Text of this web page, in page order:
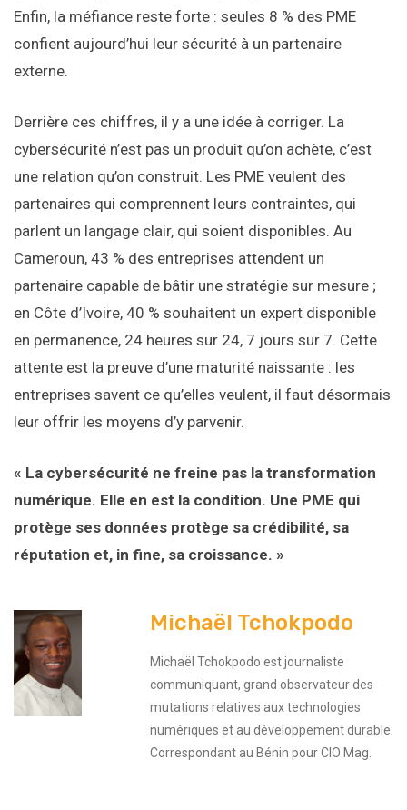
Enfin, la méfiance reste forte : seules 8 % des PME
confient aujourd’hui leur sécurité à un partenaire
externe.
Derrière ces chiffres, il y a une idée à corriger. La
cybersécurité n’est pas un produit qu’on achète, c’est
une relation qu’on construit. Les PME veulent des
partenaires qui comprennent leurs contraintes, qui
parlent un langage clair, qui soient disponibles. Au
Cameroun, 43 % des entreprises attendent un
partenaire capable de bâtir une stratégie sur mesure ;
en Côte d’Ivoire, 40 % souhaitent un expert disponible
en permanence, 24 heures sur 24, 7 jours sur 7. Cette
attente est la preuve d’une maturité naissante : les
entreprises savent ce qu’elles veulent, il faut désormais
leur offrir les moyens d’y parvenir.
« La cybersécurité ne freine pas la transformation
numérique. Elle en est la condition. Une PME qui
protège ses données protège sa crédibilité, sa
réputation et, in fine, sa croissance. »
Michaël Tchokpodo
Michaël Tchokpodo est journaliste
communiquant, grand observateur des
mutations relatives aux technologies
numériques et au développement durable.
Correspondant au Bénin pour CIO Mag.